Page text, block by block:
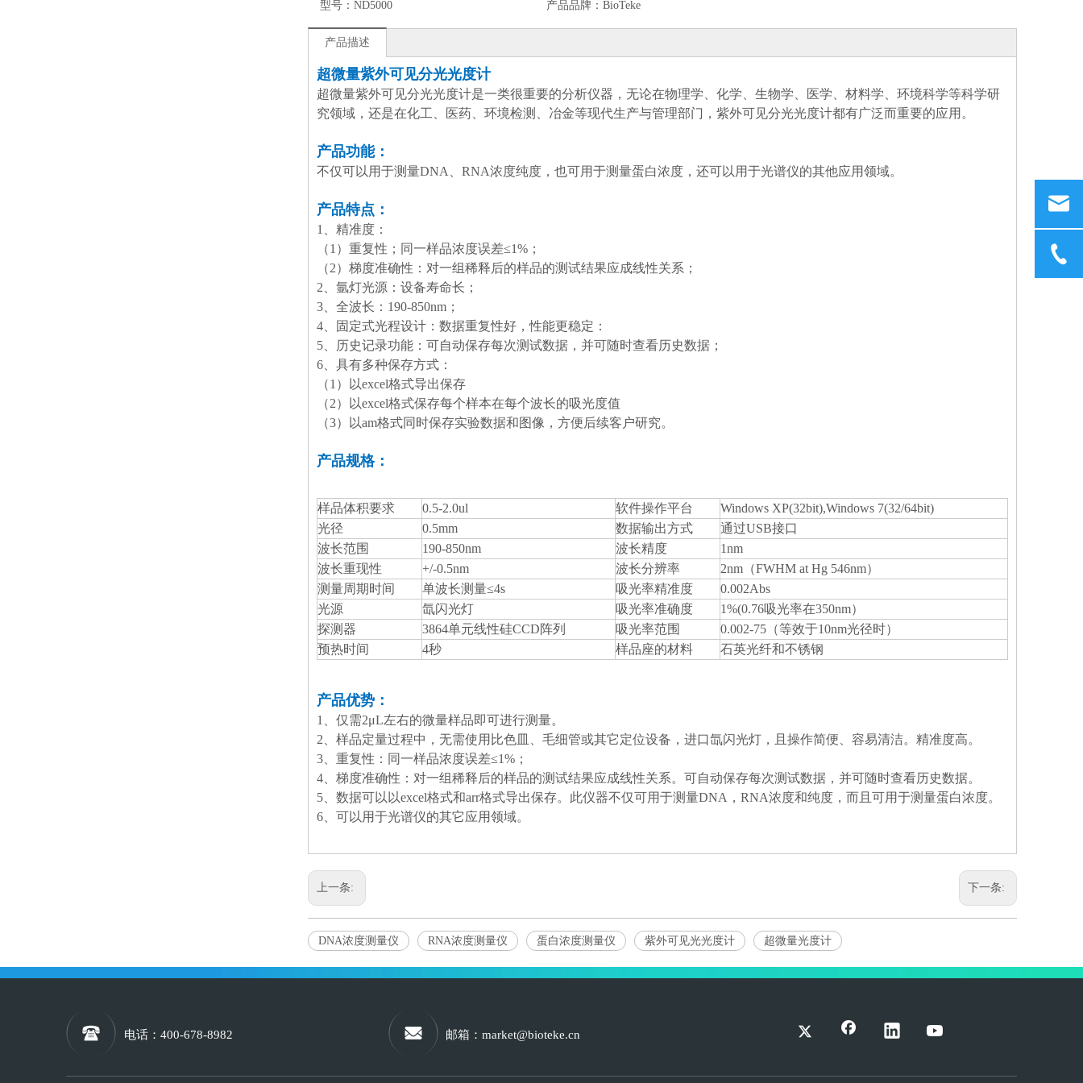
型号： ND5000 产品品牌： BioTeke
产品描述
超微量紫外可见分光光度计
超微量紫外可见分光光度计是一类很重要的分析仪器，无论在物理学、化学、生物学、医学、材料学、环境科学等科学研
究领域，还是在化工、医药、环境检测、冶金等现代生产与管理部门，紫外可见分光光度计都有广泛而重要的应用。
产品功能：
不仅可以用于测量DNA、RNA浓度纯度，也可用于测量蛋白浓度，还可以用于光谱仪的其他应用领域。
产品特点：
1、精准度：
（1）重复性；同一样品浓度误差≤1%；
（2）梯度准确性：对一组稀释后的样品的测试结果应成线性关系；
2、氩灯光源：设备寿命长；
3、全波长：190-850nm；
4、固定式光程设计：数据重复性好，性能更稳定：
5、历史记录功能：可自动保存每次测试数据，并可随时查看历史数据；
6、具有多种保存方式：
（1）以excel格式导出保存
（2）以excel格式保存每个样本在每个波长的吸光度值
（3）以am格式同时保存实验数据和图像，方便后续客户研究。
产品规格：
样品体积要求 0.5-2.0ul 软件操作平台
Windows XP(32bit),Windows 7(32/64bit)
光径
0.5mm 数据输出方式
通过USB接口
波长范围
190-850nm 波长精度
1nm
波长重现性
+/-0.5nm 波长分辨率
2nm（FWHM at Hg 546nm）
测量周期时间
单波长测量≤4s 吸光率精准度
0.002Abs
光源
氙闪光灯 吸光率准确度
1%(0.76吸光率在350nm）
探测器
3864单元线性硅CCD阵列 吸光率范围
0.002-75（等效于10nm光径时）
预热时间
4秒 样品座的材料 石英光纤和不锈钢
产品优势：
1、仅需2μL左右的微量样品即可进行测量。
2、样品定量过程中，无需使用比色皿、毛细管或其它定位设备，进口氙闪光灯，且操作简便、容易清洁。精准度高。
3、重复性：同一样品浓度误差≤1%；
4、梯度准确性：对一组稀释后的样品的测试结果应成线性关系。可自动保存每次测试数据，并可随时查看历史数据。
5、数据可以以excel格式和arr格式导出保存。此仪器不仅可用于测量DNA，RNA浓度和纯度，而且可用于测量蛋白浓度。
6、可以用于光谱仪的其它应用领域。
上一条: 下一条:
DNA浓度测量仪 RNA浓度测量仪 蛋白浓度测量仪 紫外可见光光度计 超微量光度计
电话 ：400-678-8982 邮箱 ： market@bioteke.cn